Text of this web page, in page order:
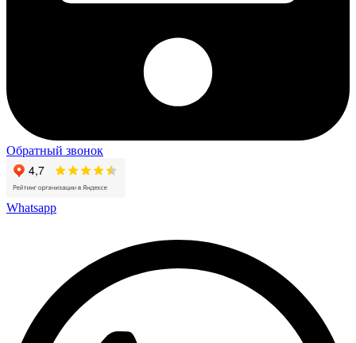
Обратный звонок
Whatsapp